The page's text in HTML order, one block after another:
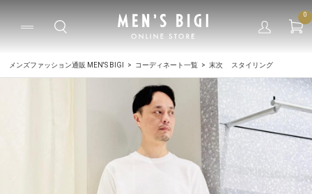
0
メンズファッション通販 MEN'S BIGI コーディネート一覧 末次 スタイリング